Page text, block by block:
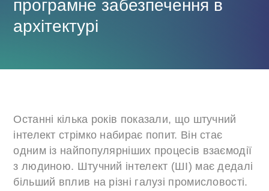
програмне забезпечення в
архітектурі
Останні кілька років показали, що штучний
інтелект стрімко набирає попит. Він стає
одним із найпопулярніших процесів взаємодії
з людиною. Штучний інтелект (ШІ) має дедалі
більший вплив на різні галузі промисловості.